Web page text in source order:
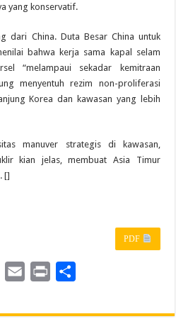
yang konservatif.
dari China. Duta Besar China untuk
bahwa kerja sama kapal selam
“melampaui sekadar kemitraan
menyentuh rezim non-proliferasi
Korea dan kawasan yang lebih
manuver strategis di kawasan,
kian jelas, membuat Asia Timur
[]
PDF
l
a
i
a